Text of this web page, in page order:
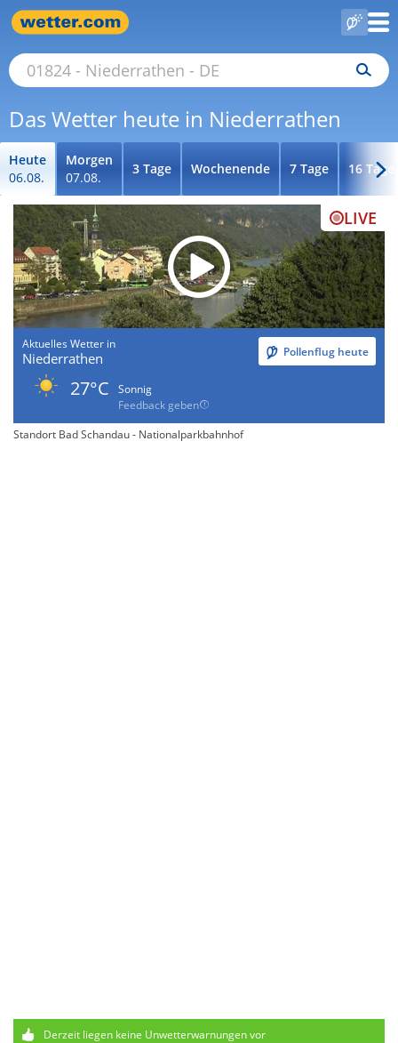
Das Wetter heute in Niederrathen
Heute
06.08.
Morgen
07.08.
3 Tage Wochenende 7 Tage 16 Tage
LIVE
Aktuelles Wetter in
Niederrathen Pollenflug heute
27°C
Sonnig
Feedback geben
Standort Bad Schandau - Nationalparkbahnhof
Derzeit liegen keine Unwetterwarnungen vor